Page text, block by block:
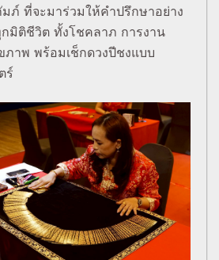
ภ์ ที่จะมาร่วมให้คำปรึกษาอย่าง
มิติชีวิต ทั้งโชคลาภ การงาน
ภาพ พร้อมเช็กดวงปีชงแบบ
ร์